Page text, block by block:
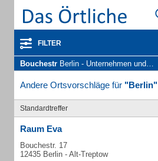
FILTER
Bouchestr Berlin - Unternehmen und Personen
Andere Ortsvorschläge für "Berlin"
Standardtreffer
Raum Eva
Bouchestr. 17
12435 Berlin - Alt-Treptow